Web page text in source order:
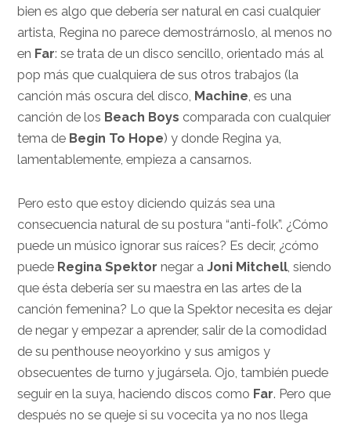
bien es algo que debería ser natural en casi cualquier
artista, Regina no parece demostrárnoslo, al menos no
en Far: se trata de un disco sencillo, orientado más al
pop más que cualquiera de sus otros trabajos (la
canción más oscura del disco, Machine, es una
canción de los Beach Boys comparada con cualquier
tema de Begin To Hope) y donde Regina ya,
lamentablemente, empieza a cansarnos.
Pero esto que estoy diciendo quizás sea una
consecuencia natural de su postura “anti-folk”. ¿Cómo
puede un músico ignorar sus raíces? Es decir, ¿cómo
puede Regina Spektor negar aJoni Mitchell, siendo
que ésta debería ser su maestra en las artes de la
canción femenina? Lo que la Spektor necesita es dejar
de negar y empezar a aprender, salir de la comodidad
de su penthouse neoyorkino y sus amigos y
obsecuentes de turno y jugársela. Ojo, también puede
seguir en la suya, haciendo discos como Far. Pero que
después no se queje si su vocecita ya no nos llega